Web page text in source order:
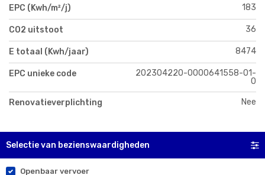
EPC (Kwh/m²/j) 183
CO2 uitstoot 36
E totaal (Kwh/jaar) 8474
EPC unieke code
202304220-0000641558-01-
0
Renovatieverplichting Nee
Selectie van bezienswaardigheden
Openbaar vervoer